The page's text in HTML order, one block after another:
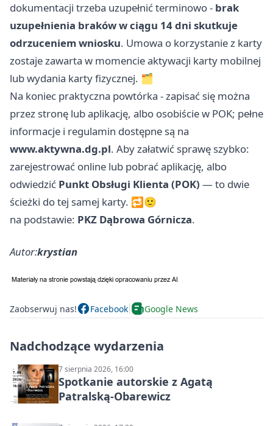
dokumentacji trzeba uzupełnić terminowo - brak
uzupełnienia braków w ciągu 14 dni skutkuje
odrzuceniem wniosku. Umowa o korzystanie z karty
zostaje zawarta w momencie aktywacji karty mobilnej
lub wydania karty fizycznej. 🗂️
Na koniec praktyczna powtórka - zapisać się można
przez stronę lub aplikację, albo osobiście w POK; pełne
informacje i regulamin dostępne są na
www.aktywna.dg.pl. Aby załatwić sprawę szybko:
zarejestrować online lub pobrać aplikację, albo
odwiedzić Punkt Obsługi Klienta (POK) — to dwie
ścieżki do tej samej karty. 🔁🙂
na podstawie: PKZ Dąbrowa Górnicza.
Autor:krystian
Zaobserwuj nas! Facebook Google News
Nadchodzące wydarzenia
7 sierpnia 2026, 16:00
Spotkanie autorskie z Agatą
Patralską-Obarewicz